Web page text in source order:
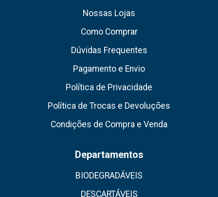
Nossas Lojas
Como Comprar
Dúvidas Frequentes
Pagamento e Envio
Política de Privacidade
Política de Trocas e Devoluções
Condições de Compra e Venda
Departamentos
BIODEGRADÁVEIS
DESCARTÁVEIS